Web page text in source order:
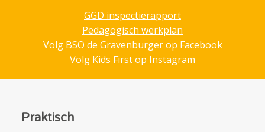
GGD inspectierapport
Pedagogisch werkplan
Volg BSO de Gravenburger op Facebook
Volg Kids First op Instagram
Praktisch